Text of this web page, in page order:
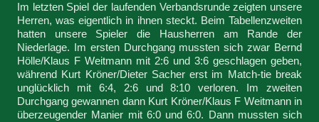
Im letzten Spiel der laufenden Verbandsrunde zeigten unsere
Herren, was eigentlich in ihnen steckt. Beim Tabellenzweiten
hatten unsere Spieler die Hausherren am Rande der
Niederlage. Im ersten Durchgang mussten sich zwar Bernd
Hölle/Klaus F Weitmann mit 2:6 und 3:6 geschlagen geben,
während Kurt Kröner/Dieter Sacher erst im Match-tie break
unglücklich mit 6:4, 2:6 und 8:10 verloren. Im zweiten
Durchgang gewannen dann Kurt Kröner/Klaus F Weitmann in
überzeugender Manier mit 6:0 und 6:0. Dann mussten sich